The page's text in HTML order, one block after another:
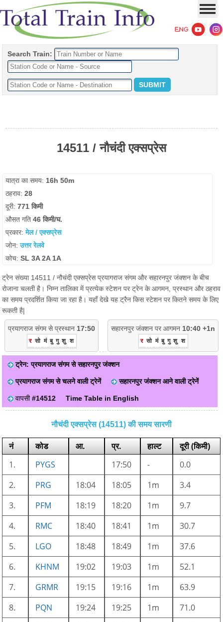
Search Train:
14511 / नौचंदी एक्सप्रेस
यात्रा का समय: 16h 50m
ठहराव:28
दूरी:771 किमी
औसत गति46 किमी/घ.
प्रकार:मेल / एक्सप्रेस
जोन:उत्तर रेलवे
कोच:SL 3A 2A 1A
ट्रेन संख्या 14511 / नौचंदी एक्सप्रेस प्रयागराज संगम और सहारनपुर जंक्शन के बीच
रोजाना चलती है। निम्न तालिका में प्रत्येक स्टेशन पर ट्रेन के आगमन, प्रस्थान और ठहराव
का समय प्रदर्शित किया जा रहा है। यहाँ देखे यह ट्रैन किस स्टेशन पर कितने समय के लिए
रूकती है|
प्रयागराज संगम से प्रस्थान 17:50
र सो मं बु गु शु श
सहारनपुर जंक्शन पर आगमन 10:40 +1n
र सो मं बु गु शु श
ट्रेन: प्रयागराज संगम से सहारनपुर जंक्शन
प्रयागराज संगम से चलने वाली ट्रेनें सहारनपुर जंक्शन आने वाली ट्रेनें
वापसी#14512 Time Table in English
नौचंदी एक्सप्रेस (14511) की समय सारणी
नं कोड आ. प्र. हाल्ट
दूरी (किमी)
1.
PYGS 17:50 -
0.0
2.
PRG 18:04 18:05 1m
3.4
3.
PFM 18:19 18:20 1m
9.7
4.
RMC 18:40 18:41 1m
30.7
5.
LGO 18:48 18:49 1m
37.6
6.
KHNM 19:02 19:03 1m
52.1
7.
GRMR 19:15 19:16 1m
63.9
8.
PQN 19:24 19:25 1m
71.0